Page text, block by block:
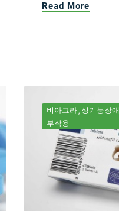
Read More
비아그라 성기능장애
부작용